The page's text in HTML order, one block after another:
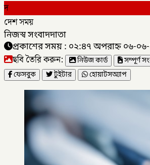
দ
দেশ সময়
নিজস্ব সংবাদদাতা
প্রকাশের সময় : ০২:৪৭ অপরাহ্ন ০৬-
ছবি তৈরি করুন: নিউজ কার্ড
সম্পূর্ণ
ফেসবুক
টুইটার হোয়াটসঅ্যাপ